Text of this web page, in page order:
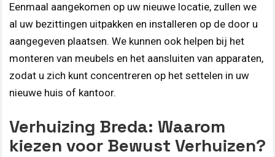
Eenmaal aangekomen op uw nieuwe locatie, zullen we
al uw bezittingen uitpakken en installeren op de door u
aangegeven plaatsen. We kunnen ook helpen bij het
monteren van meubels en het aansluiten van apparaten,
zodat u zich kunt concentreren op het settelen in uw
nieuwe huis of kantoor.
Verhuizing Breda: Waarom
kiezen voor Bewust Verhuizen?